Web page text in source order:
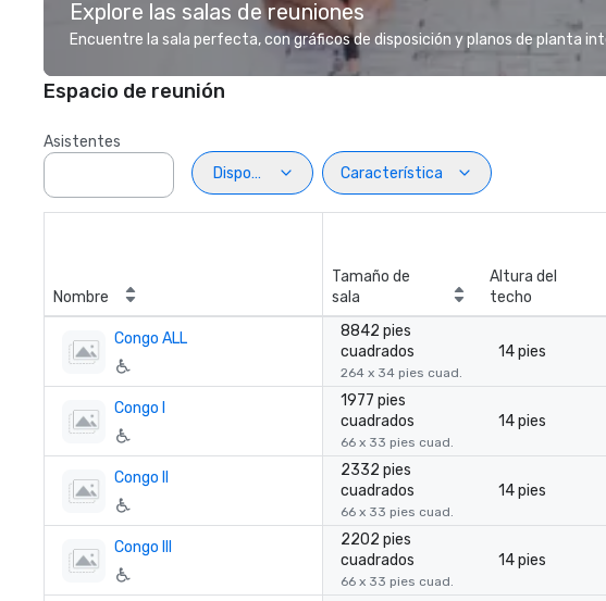
Explore las salas de reuniones
Encuentre la sala perfecta, con gráficos de disposición y planos de planta
Espacio de reunión
Asistentes
Disposiciön
Característica
Nombre
Tamaño de
sala
Altura del
techo
Congo ALL
8842 pies
cuadrados
264 x 34 pies cuad.
14 pies
Congo I
1977 pies
cuadrados
66 x 33 pies cuad.
14 pies
Congo II
2332 pies
cuadrados
66 x 33 pies cuad.
14 pies
Congo III
2202 pies
cuadrados
66 x 33 pies cuad.
14 pies